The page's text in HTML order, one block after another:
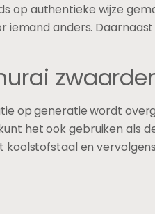
authentieke wijze
anders.
op generatie wordt
het ook gebruiken als
koolstofstaal en